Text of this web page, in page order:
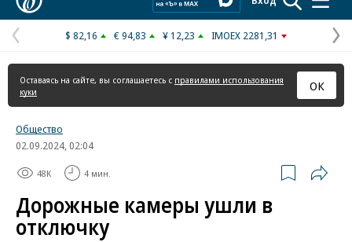
Предыдущая
страница
$ 82,16 € 94,83 ¥ 12,23 IMOEX 2281,31
Оставаясь на сайте, вы соглашаетесь с правилами использования
куки
ОК
Общество
02.09.2024, 02:04
48K 4 мин.
Дорожные камеры ушли в
отключку